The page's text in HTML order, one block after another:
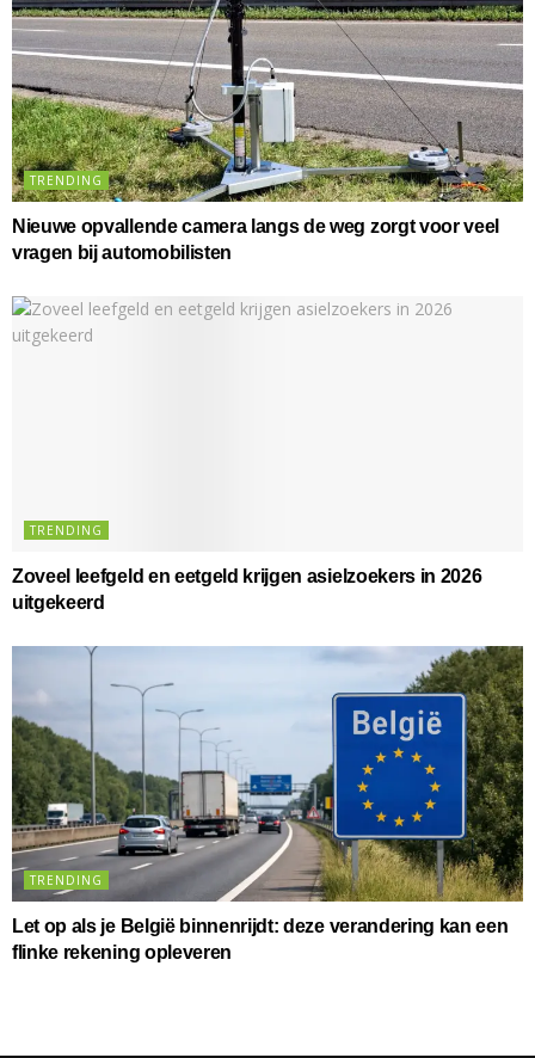
TRENDING
Nieuwe opvallende camera langs de weg zorgt voor veel
vragen bij automobilisten
TRENDING
Zoveel leefgeld en eetgeld krijgen asielzoekers in 2026
uitgekeerd
TRENDING
Let op als je België binnenrijdt: deze verandering kan een
flinke rekening opleveren